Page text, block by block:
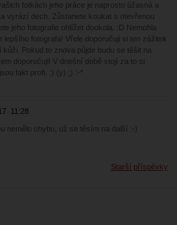
fotkách jeho práce je naprosto úžasná a
vyrází dech. Zůstanete koukat s otevřenou
jeho fotografie ohlížet dookola. :D Nemohla
lepšího fotografa! Vřele doporučuji si ten zážitek
Pokud to znova půjde budu se těšit na
doporučuji! V dnešní době stojí za to si
fakt profi. :) (y) ;) :-*
11:28
nemělo chybu, už se těsím na další :-)
Starší příspěvky